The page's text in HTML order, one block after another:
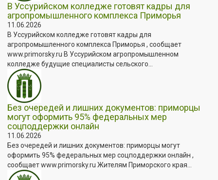
В Уссурийском колледже готовят кадры для
агропромышленного комплекса Приморья
11.06.2026
В Уссурийском колледже готовят кадры для
агропромышленного комплекса Приморья , сообщает
www.primorsky.ru В Уссурийском агропромышленном
колледже будущие специалисты сельского...
Без очередей и лишних документов: приморцы
могут оформить 95% федеральных мер
соцподдержки онлайн
11.06.2026
Без очередей и лишних документов: приморцы могут
оформить 95% федеральных мер соцподдержки онлайн ,
сообщает www.primorsky.ru Жителям Приморского края...